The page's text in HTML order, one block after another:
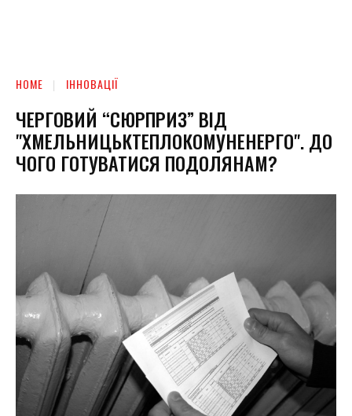
HOME ІННОВАЦІЇ
ЧЕРГОВИЙ “СЮРПРИЗ” ВІД
"ХМЕЛЬНИЦЬКТЕПЛОКОМУНЕНЕРГО". ДО
ЧОГО ГОТУВАТИСЯ ПОДОЛЯНАМ?